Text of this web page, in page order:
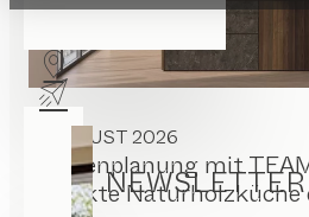
NEWSLETTER
3. AUGUST 2026
Küchenplanung mit
perfekte